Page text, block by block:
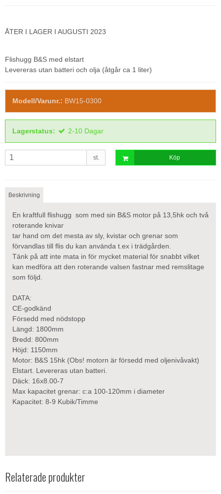
ÅTER I LAGER I AUGUSTI 2023
Flishugg B&S med elstart
Levereras utan batteri och olja (åtgår ca 1 liter)
Modell/Varunr.: BW15-0300
Lagerstatus: 2-10 Dagar
st. Köp
Beskrivning
En kraftfull flishugg som med sin B&S motor på 13,5hk och två
roterande knivar
tar hand om det mesta av sly, kvistar och grenar som
förvandlas till flis du kan använda t.ex i trädgården.
Tänk på att inte mata in för mycket material för snabbt vilket
kan medföra att den roterande valsen fastnar med remslitage
som följd.
DATA:
CE-godkänd
Försedd med nödstopp
Längd: 1800mm
Bredd: 800mm
Höjd: 1150mm
Motor: B&S 15hk (Obs! motorn är försedd med oljenivåvakt)
Elstart. Levereras utan batteri.
Däck: 16x8.00-7
Max kapacitet grenar: c:a 100-120mm i diameter
Kapacitet: 8-9 Kubik/Timme
Relaterade produkter